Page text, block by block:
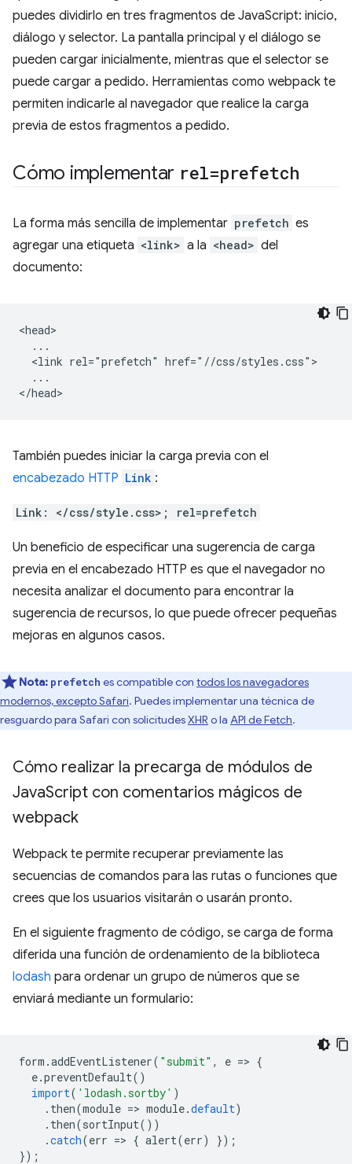
puedes dividirlo en tres fragmentos de JavaScript: inicio,
diálogo y selector. La pantalla principal y el diálogo se
pueden cargar inicialmente, mientras que el selector se
puede cargar a pedido. Herramientas como webpack te
permiten indicarle al navegador que realice la carga
previa de estos fragmentos a pedido.
Cómo implementar rel=prefetch
La forma más sencilla de implementar prefetch es
agregar una etiqueta <link> a la <head> del
documento:
<head>
  ...
  <link rel="prefetch" href="//css/styles.css">
  ...
También puedes iniciar la carga previa con el
encabezado HTTP Link :
Link: </css/style.css>; rel=prefetch
Un beneficio de especificar una sugerencia de carga
previa en el encabezado HTTP es que el navegador no
necesita analizar el documento para encontrar la
sugerencia de recursos, lo que puede ofrecer pequeñas
mejoras en algunos casos.
Nota: prefetch es compatible con todos los navegadores
modernos, excepto Safari. Puedes implementar una técnica de
resguardo para Safari con solicitudesXHR o la API de Fetch.
Cómo realizar la precarga de módulos de
JavaScript con comentarios mágicos de
webpack
Webpack te permite recuperar previamente las
secuencias de comandos para las rutas o funciones que
crees que los usuarios visitarán o usarán pronto.
En el siguiente fragmento de código, se carga de forma
diferida una función de ordenamiento de la biblioteca
lodash para ordenar un grupo de números que se
enviará mediante un formulario:
form .addEventListener( "submit" , e => {
e.preventDefault()
import( 'lodash.sortby' )
. then(module => module.default)
. then(sortInput())
.catch(err => { alert(err)
});
});